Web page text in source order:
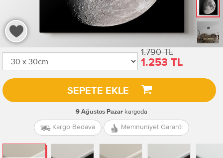
1.790 TL
1.253 TL
SEPETE EKLE
9 Ağustos Pazar kargoda
Kargo Bedava Memnuniyet Garanti